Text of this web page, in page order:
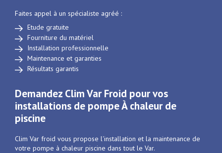
Faites appel à un spécialiste agréé :
Etude gratuite
Fourniture du matériel
Installation professionnelle
Maintenance et garanties
Résultats garantis
Demandez Clim Var Froid pour vos
installations de pompe À chaleur de
piscine
Clim Var froid vous propose l'installation et la maintenance de
votre pompe à chaleur piscine dans tout le Var.